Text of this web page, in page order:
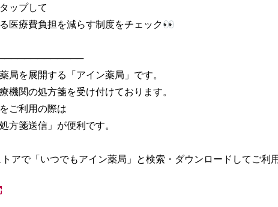
ップして
医療費負担を減らす制度をチェック👀
局を展開する「アイン薬局」です。
機関の処方箋を受け付けております。
ご利用の際は
方箋送信」が便利です。
アで「いつでもアイン薬局」と検索・ダウンロードしてご利